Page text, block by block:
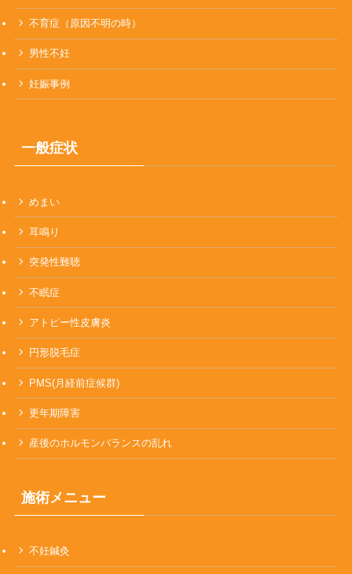
不育症（原因不明の時）
男性不妊
妊娠事例
一般症状
めまい
耳鳴り
突発性難聴
不眠症
アトピー性皮膚炎
円形脱毛症
PMS(月経前症候群)
更年期障害
産後のホルモンバランスの乱れ
施術メニュー
不妊鍼灸